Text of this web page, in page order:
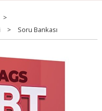
>
> Soru Bankası